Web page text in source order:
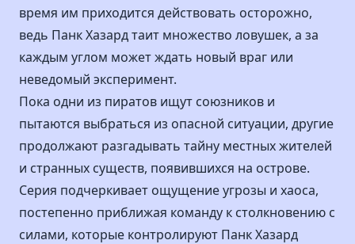
время им приходится действовать осторожно,
ведь Панк Хазард таит множество ловушек, а за
каждым углом может ждать новый враг или
неведомый эксперимент.
Пока одни из пиратов ищут союзников и
пытаются выбраться из опасной ситуации, другие
продолжают разгадывать тайну местных жителей
и странных существ, появившихся на острове.
Серия подчеркивает ощущение угрозы и хаоса,
постепенно приближая команду к столкновению с
силами, которые контролируют Панк Хазард